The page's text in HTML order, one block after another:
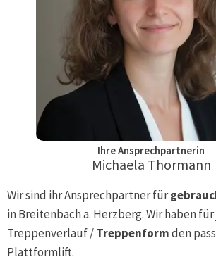
Ihre Ansprechpartnerin
Michaela Thormann
Wir sind ihr Ansprechpartner für
inBreitenbach a. Herzberg. Wir haben
Treppenverlauf /Treppenformden
Plattformlift.